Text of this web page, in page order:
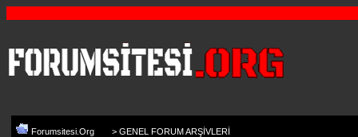
Forumsitesi.Org > GENEL FORUM ARŞİVLERİ